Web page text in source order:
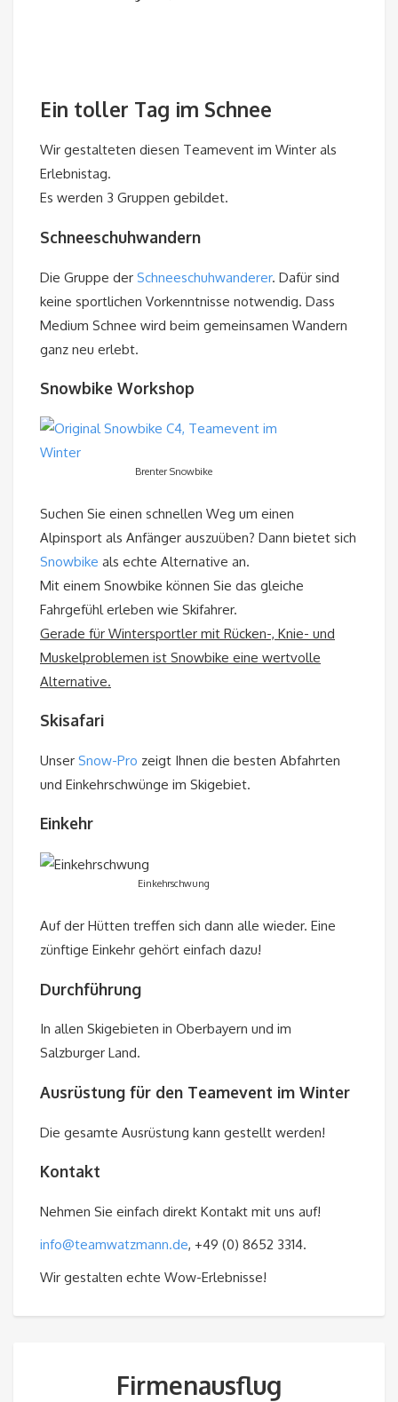
Ein toller Tag im Schnee
Wir gestalteten diesen Teamevent im Winter als
Erlebnistag.
Es werden 3 Gruppen gebildet.
Schneeschuhwandern
Die Gruppe der Schneeschuhwanderer. Dafür sind
keine sportlichen Vorkenntnisse notwendig. Dass
Medium Schnee wird beim gemeinsamen Wandern
ganz neu erlebt.
Snowbike Workshop
Brenter Snowbike
Suchen Sie einen schnellen Weg um einen
Alpinsport als Anfänger auszuüben? Dann bietet sich
Snowbike als echte Alternative an.
Mit einem Snowbike können Sie das gleiche
Fahrgefühl erleben wie Skifahrer.
Gerade für Wintersportler mit Rücken-, Knie- und
Muskelproblemen ist Snowbike eine wertvolle
Alternative.
Skisafari
Unser Snow-Pro zeigt Ihnen die besten Abfahrten
und Einkehrschwünge im Skigebiet.
Einkehr
Einkehrschwung
Auf der Hütten treffen sich dann alle wieder. Eine
zünftige Einkehr gehört einfach dazu!
Durchführung
In allen Skigebieten in Oberbayern und im
Salzburger Land.
Ausrüstung für den Teamevent im Winter
Die gesamte Ausrüstung kann gestellt werden!
Kontakt
Nehmen Sie einfach direkt Kontakt mit uns auf!
info@teamwatzmann.de, +49 (0) 8652 3314.
Wir gestalten echte Wow-Erlebnisse!
Firmenausflug